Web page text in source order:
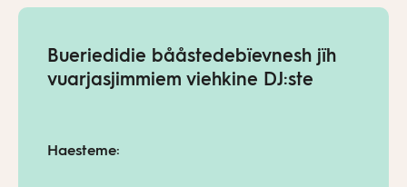
Bueriedidie bååstedebïevnesh jïh
vuarjasjimmiem viehkine DJ:ste
Haesteme: